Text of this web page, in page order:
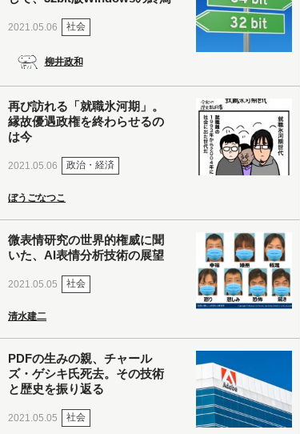
2021.05.06 社会
柳井政和
再び訪れる「就職氷河期」。
縁故優遇政権を終わらせるの
は今
2021.05.06 政治・経済
ぼうごなつこ
微表情研究の世界的権威に聞
いた、AI表情分析技術の展望
2021.05.05 社会
清水建二
PDFの生みの親、チャール
ズ・ゲシキ氏死去。その技術
と歴史を振り返る
2021.05.05 社会